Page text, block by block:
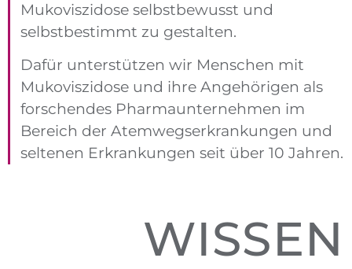
Mukoviszidose selbstbewusst und
selbstbestimmt zu gestalten.
Dafür unterstützen wir Menschen mit
Mukoviszidose und ihre Angehörigen als
forschendes Pharmaunternehmen im
Bereich der Atemwegserkrankungen und
seltenen Erkrankungen seit über 10 Jahren.
WISSEN